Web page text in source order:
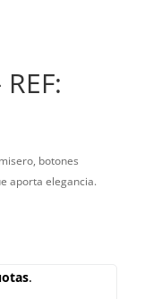
botones
aporta elegancia.